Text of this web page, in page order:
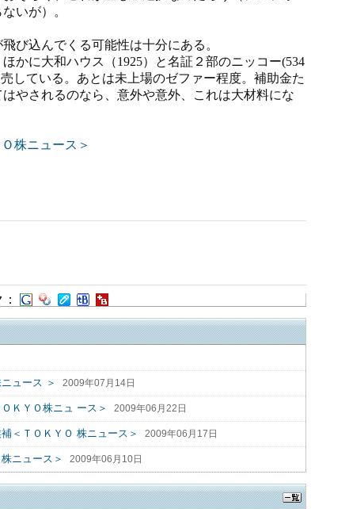
いが）。
び込んでくる可能性は十分にある。
かに大和ハウス（1925）と名証２部のニッコー(534
している。あとは未上場のゼファー程度。補助金た
やされるのなら、意外や意外、これは大材料にな
株ニュース＞
ュース ＞ 2009年07月14日
ＫＹＯ株ニュ ース＞ 2009年06月22日
＜ＴＯＫＹＯ 株ニュース＞ 2009年06月17日
ニュース＞ 2009年06月10日